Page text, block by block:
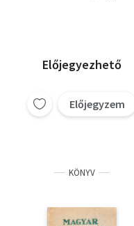
Előjegyezhető
Előjegyzem
KÖNYV